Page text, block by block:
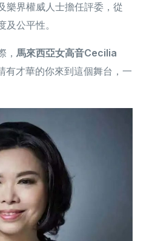
樂界權威人士擔任評委，從
公平性。
，馬來西亞女高音Cecilia
有才華的你來到這個舞台，一